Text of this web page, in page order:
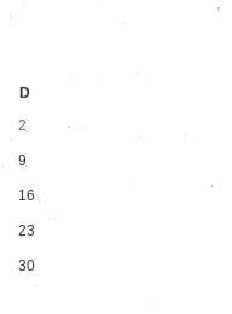
D
2
9
16
23
30